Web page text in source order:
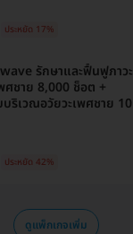
ประหยัด 17%
รักษาและฟื้นฟูภาวะ
ชาย 8,000 ช็อต +
ริเวณอวัยวะเพศชาย 10
ประหยัด 42%
ดูแพ็กเกจเพิ่ม